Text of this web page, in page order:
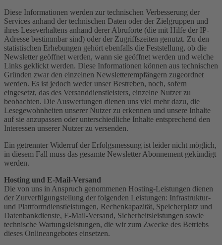
Diese Informationen werden zur technischen Verbesserung der
Services anhand der technischen Daten oder der Zielgruppen und
ihres Leseverhaltens anhand derer Abruforte (die mit Hilfe der IP-
Adresse bestimmbar sind) oder der Zugriffszeiten genutzt. Zu den
statistischen Erhebungen gehört ebenfalls die Feststellung, ob die
Newsletter geöffnet werden, wann sie geöffnet werden und welche
Links geklickt werden. Diese Informationen können aus technischen
Gründen zwar den einzelnen Newsletterempfängern zugeordnet
werden. Es ist jedoch weder unser Bestreben, noch, sofern
eingesetzt, das des Versanddienstleisters, einzelne Nutzer zu
beobachten. Die Auswertungen dienen uns viel mehr dazu, die
Lesegewohnheiten unserer Nutzer zu erkennen und unsere Inhalte
auf sie anzupassen oder unterschiedliche Inhalte entsprechend den
Interessen unserer Nutzer zu versenden.
Ein getrennter Widerruf der Erfolgsmessung ist leider nicht möglich,
in diesem Fall muss das gesamte Newsletter Abonnement gekündigt
werden.
Hosting und E-Mail-Versand
Die von uns in Anspruch genommenen Hosting-Leistungen dienen
der Zurverfügungstellung der folgenden Leistungen: Infrastruktur-
und Plattformdienstleistungen, Rechenkapazität, Speicherplatz und
Datenbankdienste, E-Mail-Versand, Sicherheitsleistungen sowie
technische Wartungsleistungen, die wir zum Zwecke des Betriebs
dieses Onlineangebotes einsetzen.